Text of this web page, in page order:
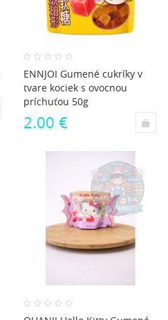
ENNJOI Gumené cukríky v
tvare kociek s ovocnou
príchuťou 50g
2.00 €